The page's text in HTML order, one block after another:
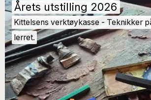
Årets utstilling 2026
Kittelsens verktøykasse - Teknikker
lerret.